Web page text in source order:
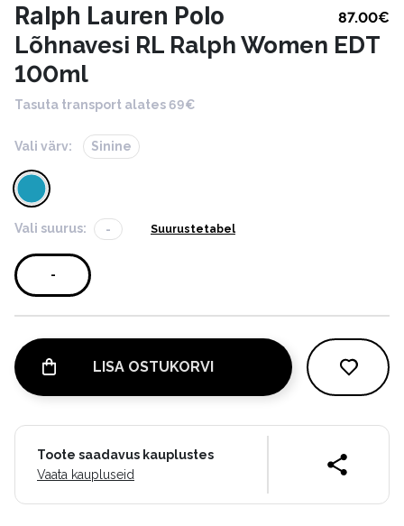
Ralph Lauren Polo 87.00€
Lõhnavesi RL Ralph Women EDT
100ml
Tasuta transport alates 69€
Vali värv: Sinine
Vali suurus: - Suurustetabel
-
LISA OSTUKORVI
Toote saadavus kauplustes
Vaata kaupluseid